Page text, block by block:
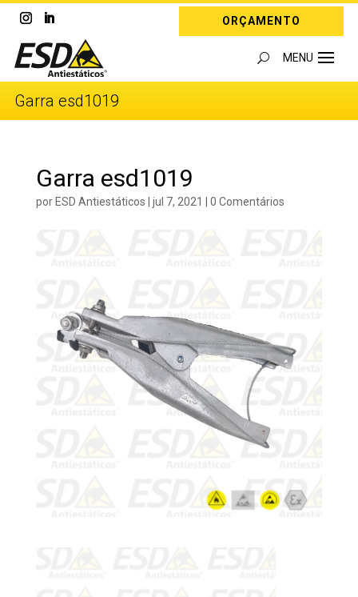
ORÇAMENTO
Garra esd1019
Garra esd1019
porESD Antiestáticos | jul 7, 2021 | 0 Comentários